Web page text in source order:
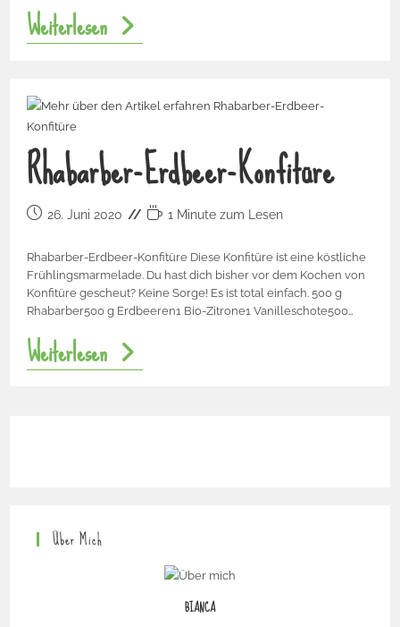
Weiterlesen
Rhabarber-Erdbeer-Konfitüre
26. Juni 2020 1 Minute zum Lesen
Rhabarber-Erdbeer-Konfitüre Diese Konfitüre ist eine köstliche
Frühlingsmarmelade. Du hast dich bisher vor dem Kochen von
Konfitüre gescheut? Keine Sorge! Es ist total einfach. 500 g
Rhabarber500 g Erdbeeren1 Bio-Zitrone1 Vanilleschote500…
Weiterlesen
Über Mich
BIANCA